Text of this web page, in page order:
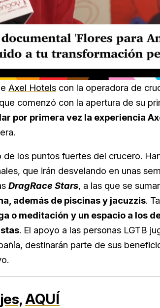
Axel Hotels con la operadora de
comenzó con la apertura de su
por primera vez la experiencia
los puntos fuertes del crucero.
que irán desvelando en unas
DragRace Stars, a las que se
además de piscinas y jacuzzis.
o meditación y un espacio a los
. El apoyo a las personas LGTB
destinarán parte de sus
AQUÍ